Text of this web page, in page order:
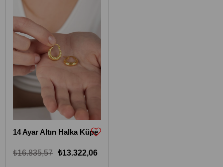
14 Ayar Altın Halka Küpe
₺13.322,06
₺16.835,57